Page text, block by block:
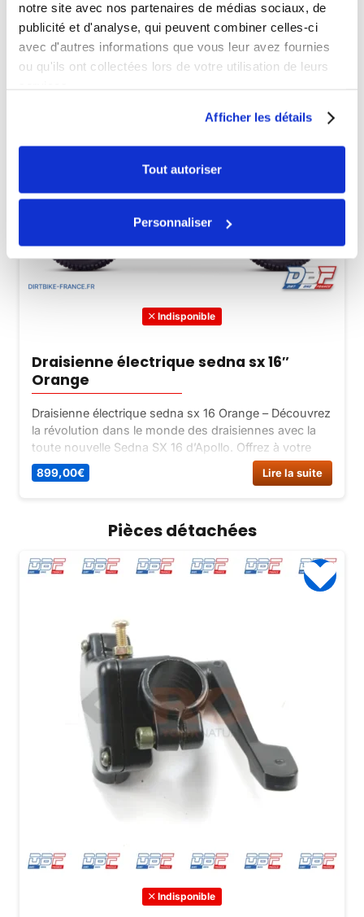
notre site avec nos partenaires de médias sociaux, de
publicité et d'analyse, qui peuvent combiner celles-ci
avec d'autres informations que vous leur avez fournies
ou qu'ils ont collectées lors de votre utilisation de leurs
Afficher les détails
Tout autoriser
Personnaliser
Indisponible
Draisienne électrique sedna sx 16″
Orange
Draisienne électrique sedna sx 16 Orange – Découvrez
la révolution dans le monde des draisiennes avec la
toute nouvelle Sedna SX 16 d’Apollo. Offrez à votre
enfant une expérience de conduite unique avec cette
draisienne électrique haut de gamme.
899,00€ Lire la suite
Pièces détachées
Indisponible